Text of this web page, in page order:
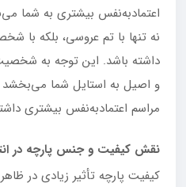
اعتمادبه‌نفس بیشتری به شما
نه تنها با تم عروسی، بلکه با
داشته باشد. این توجه به
و اصیل به استایل شما
مراسم اعتمادبه‌نفس بیشتری
نقش کیفیت و جنس پارچه در
کیفیت پارچه تأثیر زیادی در